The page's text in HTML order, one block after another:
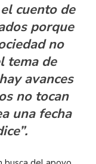
cuento de
porque
no
tema de
avances
no tocan
una fecha